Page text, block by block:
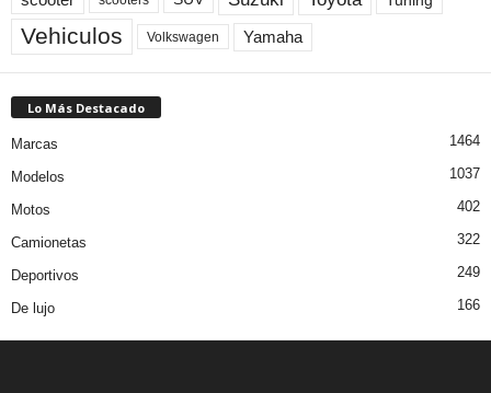
Vehiculos Volkswagen Yamaha
Lo Más Destacado
Marcas 1464
Modelos 1037
Motos 402
Camionetas 322
Deportivos 249
De lujo 166